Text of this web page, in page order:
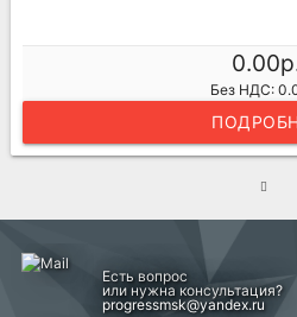
Без НДС:
Есть вопрос
или нужна консультация?
progressmsk@yandex.ru